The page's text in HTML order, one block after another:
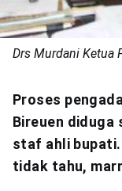
Drs Murdani Ketua
Proses
Bireuen diduga
staf ahli bupati.
tidak tahu,